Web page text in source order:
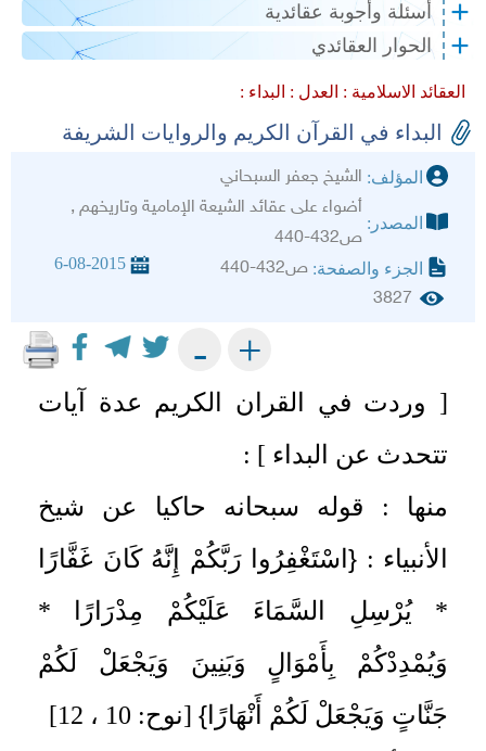
أسئلة وأجوبة عقائدية
الحوار العقائدي
العقائد الاسلامية : العدل : البداء :
البداء في القرآن الكريم والروايات الشريفة
المؤلف: الشيخ جعفر السبحاني
المصدر:
أضواء على عقائد الشيعة الإمامية وتاريخهم ,
ص432-440
الجزء والصفحة: ص432-440 6-08-2015
3827
+
-
[ وردت في القران الكريم عدة آيات
تتحدث عن البداء ] :
منها : قوله سبحانه حاكيا عن شيخ
الأنبياء : { اسْتَغْفِرُوا رَبَّكُمْ إِنَّهُ كَانَ غَفَّارًا
* يُرْسِلِ السَّمَاءَ عَلَيْكُمْ مِدْرَارًا *
وَيُمْدِدْكُمْ بِأَمْوَالٍ وَبَنِينَ وَيَجْعَلْ لَكُمْ
جَنَّاتٍ وَيَجْعَلْ لَكُمْ أَنْهَارًا } [نوح: 10 ، 12]